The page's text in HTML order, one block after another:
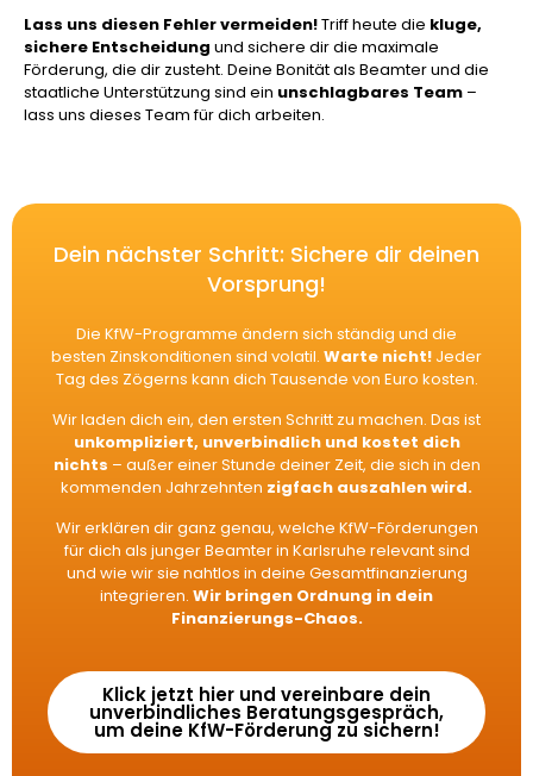
Lass uns diesen Fehler vermeiden!Triff heute die kluge,
sichere Entscheidung und sichere dir die maximale
Förderung, die dir zusteht. Deine Bonität als Beamter und die
staatliche Unterstützung sind ein unschlagbares Team –
lass uns dieses Team für dich arbeiten.
Dein nächster Schritt: Sichere dir deinen
Vorsprung!
Die KfW-Programme ändern sich ständig und die
besten Zinskonditionen sind volatil. Warte nicht! Jeder
Tag des Zögerns kann dich Tausende von Euro kosten.
Wir laden dich ein, den ersten Schritt zu machen. Das ist
unkompliziert, unverbindlich und kostet dich
nichts – außer einer Stunde deiner Zeit, die sich in den
kommenden Jahrzehnten zigfach auszahlen wird.
Wir erklären dir ganz genau, welche KfW-Förderungen
für dich als junger Beamter in Karlsruhe relevant sind
und wie wir sie nahtlos in deine Gesamtfinanzierung
integrieren. Wir bringen Ordnung in dein
Finanzierungs-Chaos.
Klick jetzt hier und vereinbare dein
unverbindliches Beratungsgespräch,
um deine KfW-Förderung zu sichern!